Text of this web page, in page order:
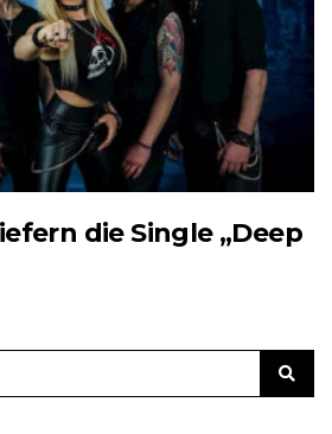
die Single „Deep